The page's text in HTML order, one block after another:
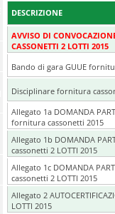
DESCRIZIONE
AVVISO DI
CASSONETTI 2 LOTTI 2015
Bando di gara GUUE
Disciplinare fornitura
Allegato 1a DOMANDA
fornitura cassonetti 2015
Allegato 1b DOMANDA
cassonetti 2 LOTTI 2015
Allegato 1c DOMANDA
cassonetti 2 LOTTI 2015
Allegato 2
LOTTI 2015